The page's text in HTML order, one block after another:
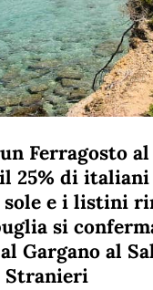
Ferragosto
il 25% di
sole e i listini
si
Gargano al
Stranieri